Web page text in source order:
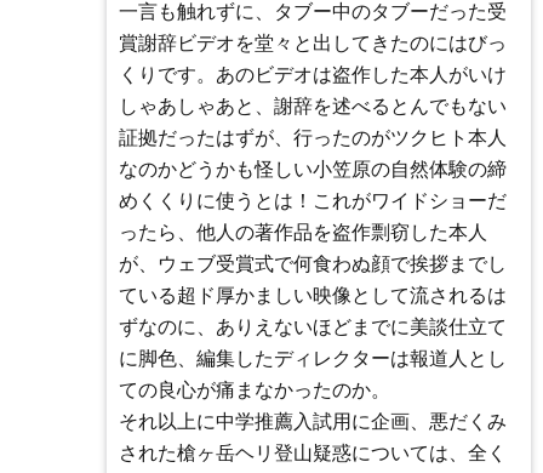
一言も触れずに、タブー中のタブーだった受
賞謝辞ビデオを堂々と出してきたのにはびっ
くりです。あのビデオは盗作した本人がいけ
しゃあしゃあと、謝辞を述べるとんでもない
証拠だったはずが、行ったのがツクヒト本人
なのかどうかも怪しい小笠原の自然体験の締
めくくりに使うとは！これがワイドショーだ
ったら、他人の著作品を盗作剽窃した本人
が、ウェブ受賞式で何食わぬ顔で挨拶までし
ている超ド厚かましい映像として流されるは
ずなのに、ありえないほどまでに美談仕立て
に脚色、編集したディレクターは報道人とし
ての良心が痛まなかったのか。
それ以上に中学推薦入試用に企画、悪だくみ
された槍ヶ岳ヘリ登山疑惑については、全く